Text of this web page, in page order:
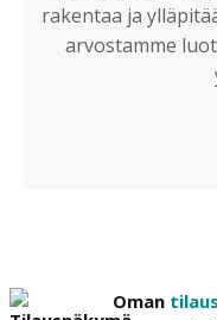
rakentaa ja
arvostamme
Oman